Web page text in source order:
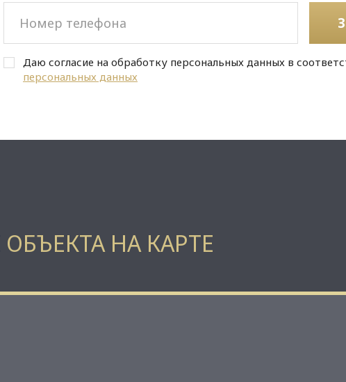
Даю согласие на обработку персональных данных в
персональных данных
НА КАРТЕ